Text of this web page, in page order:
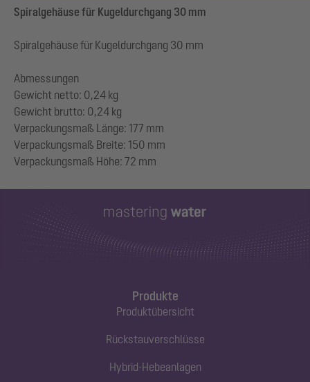
Spiralgehäuse für Kugeldurchgang 30 mm
Spiralgehäuse für Kugeldurchgang 30 mm
Abmessungen
Gewicht netto: 0,24 kg
Gewicht brutto: 0,24 kg
Verpackungsmaß Länge: 177 mm
Verpackungsmaß Breite: 150 mm
Produkte
Produktübersicht
Rückstauverschlüsse
Hybrid-Hebeanlagen